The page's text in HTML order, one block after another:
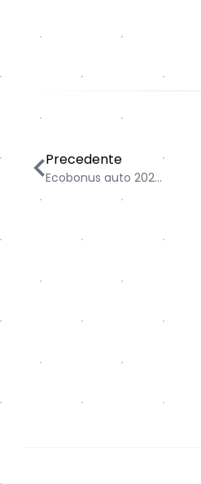
Ecobonus auto 2025:
Precedente
Ecobonus auto 202...